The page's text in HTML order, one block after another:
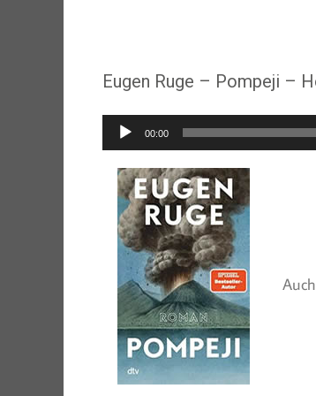
Eugen Ruge – Pompeji –
Audio-
Player
00:00